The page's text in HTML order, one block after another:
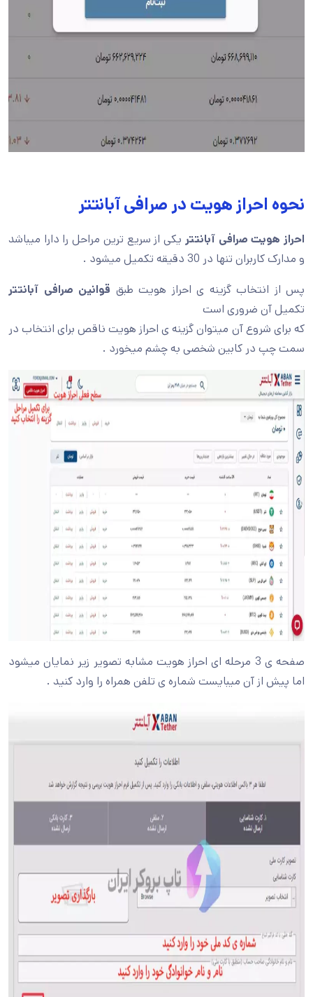
نحوه احراز هویت در صرافی آبانتتر
احراز هویت صرافی آبانتتر یکی از سریع ترین مراحل را دارا میباشد
و مدارک کاربران تنها در 30 دقیقه تکمیل میشود .
پس از انتخاب گزینه ی احراز هویت طبق قوانین صرافی آبانتتر
تکمیل آن ضروری است
که برای شروع آن میتوان گزینه ی احراز هویت ناقص برای انتخاب در
سمت چپ در کابین شخصی به چشم میخورد .
صفحه ی 3 مرحله ای احراز هویت مشابه تصویر زیر نمایان میشود
اما پیش از آن میبایست شماره ی تلفن همراه را وارد کنید .